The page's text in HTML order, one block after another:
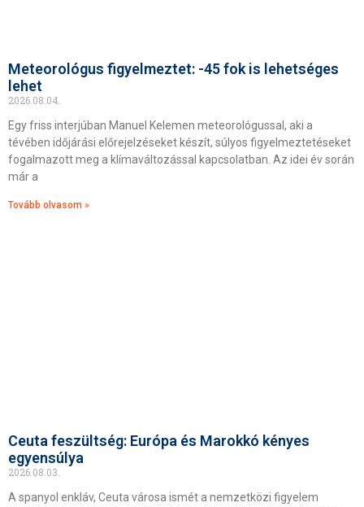
Meteorológus figyelmeztet: -45 fok is lehetséges
lehet
2026.08.04.
Egy friss interjúban Manuel Kelemen meteorológussal, aki a
tévében időjárási előrejelzéseket készít, súlyos figyelmeztetéseket
fogalmazott meg a klímaváltozással kapcsolatban. Az idei év során
már a
Tovább olvasom »
Ceuta feszültség: Európa és Marokkó kényes
egyensúlya
2026.08.03.
A spanyol enkláv, Ceuta városa ismét a nemzetközi figyelem